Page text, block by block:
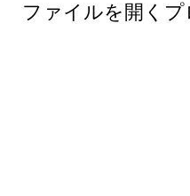
ファイルを開くプ